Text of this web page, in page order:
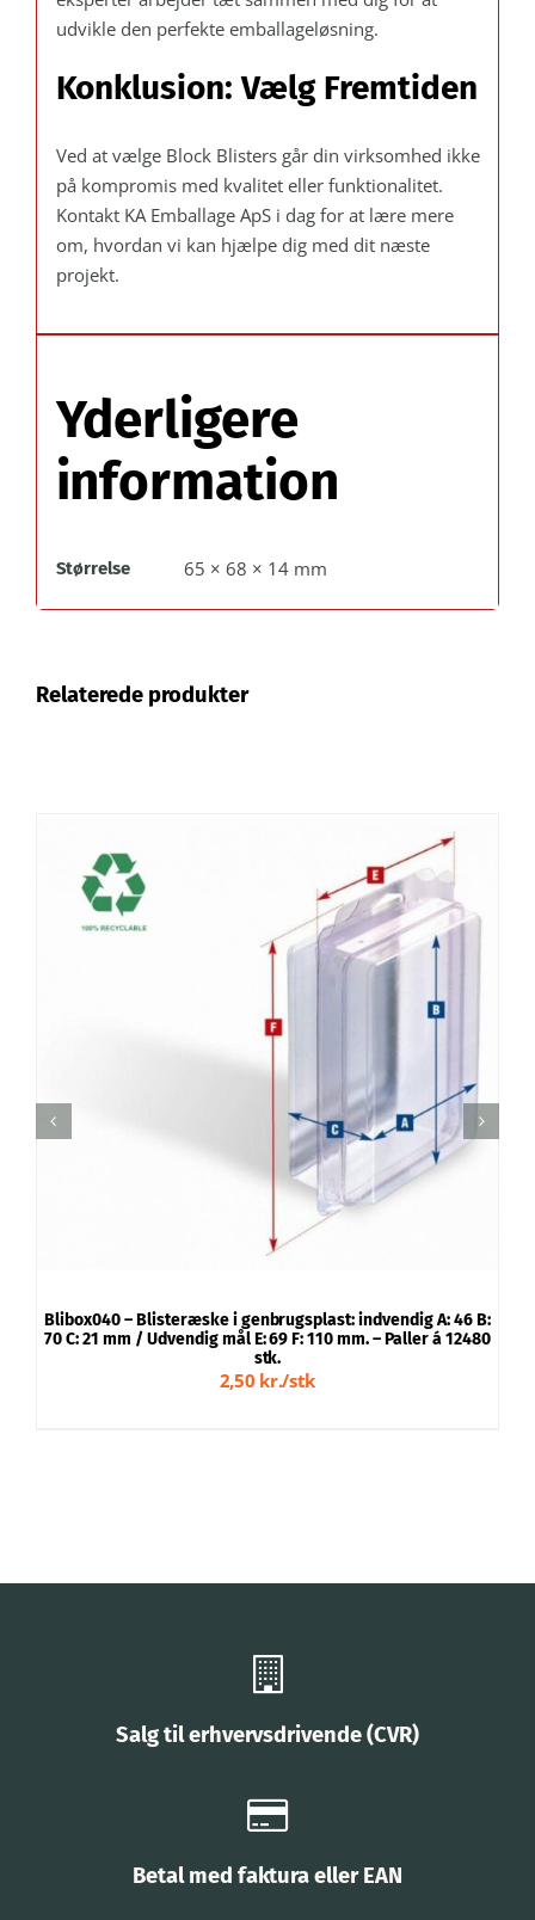
udvikle den perfekte emballageløsning.
Konklusion: Vælg Fremtiden
Ved at vælge Block Blisters går din virksomhed ikke
på kompromis med kvalitet eller funktionalitet.
Kontakt KA Emballage ApS i dag for at lære mere
om, hvordan vi kan hjælpe dig med dit næste
projekt.
Yderligere
information
Størrelse 65 × 68 × 14 mm
Relaterede produkter
TILFØJ TIL KURV
Blibox040 – Blisteræske i genbrugsplast: indvendig A: 46 B:
70 C: 21 mm / Udvendig mål E: 69 F: 110 mm. – Paller á 12480
stk.
2,50 kr./stk
Salg til erhvervsdrivende (CVR)
Betal med faktura eller EAN